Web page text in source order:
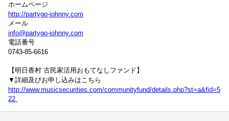
ホームページ
http://partygo-johnny.com
メール
info@partygo-johnny.com
電話番号
0743-85-6616
【明日香村 古民家活用おもてなしファンド】
▼詳細及びお申し込みはこちら
http://www.musicsecurities.com/communityfund/details.php?st=a&fid=5
22